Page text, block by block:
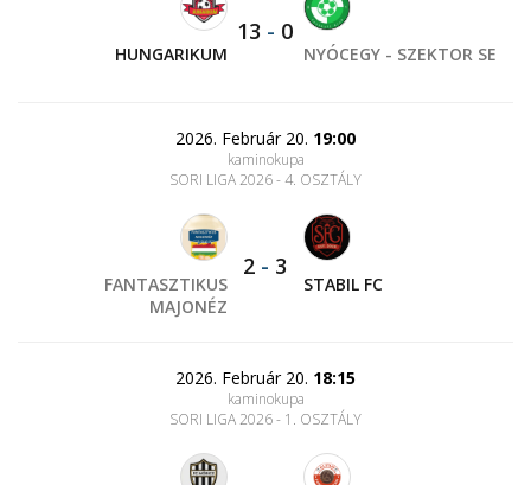
HUNGARIKUM
13 - 0
NYÓCEGY - SZEKTOR SE
2026. Február 20. 19:00
kaminokupa
SORI LIGA 2026 - 4. OSZTÁLY
FANTASZTIKUS
MAJONÉZ
2 - 3
STABIL FC
2026. Február 20. 18:15
kaminokupa
SORI LIGA 2026 - 1. OSZTÁLY